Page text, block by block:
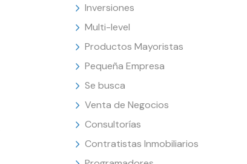
Inversiones
Multi-level
Productos Mayoristas
Pequeña Empresa
Se busca
Venta de Negocios
Consultorías
Contratistas Inmobiliarios